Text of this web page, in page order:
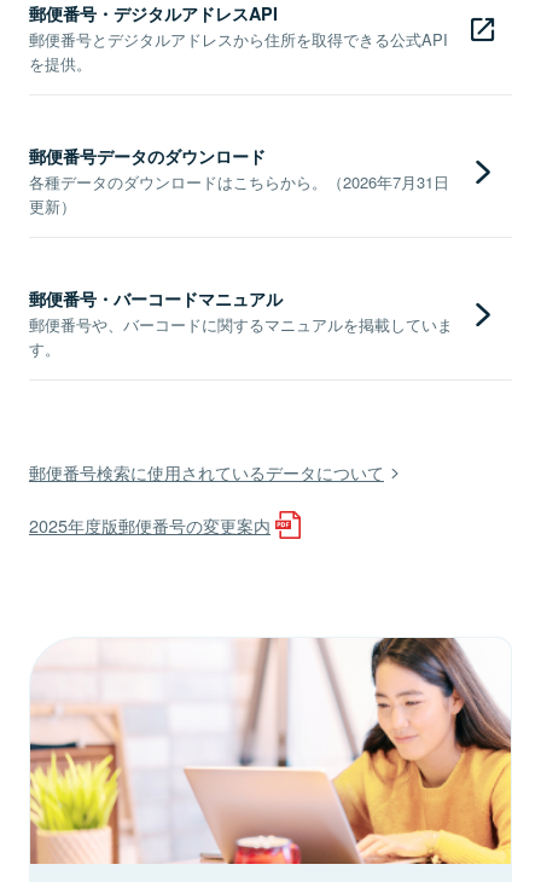
郵便番号・デジタルアドレスAPI
郵便番号とデジタルアドレスから住所を取得できる公式API
を提供。
郵便番号データのダウンロード
各種データのダウンロードはこちらから。（2026年7月31日
更新）
郵便番号・バーコードマニュアル
郵便番号や、バーコードに関するマニュアルを掲載していま
す。
郵便番号検索に使用されているデータについて
2025年度版郵便番号の変更案内